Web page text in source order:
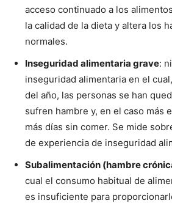
acceso continuado a los
la calidad de la dieta y altera los
normales.
Inseguridad alimentaria grave:
inseguridad alimentaria en el
del año, las personas se han
sufren hambre y, en el caso más
más días sin comer. Se mide
de experiencia de inseguridad
Subalimentación (hambre
cual el consumo habitual de
es insuficiente para